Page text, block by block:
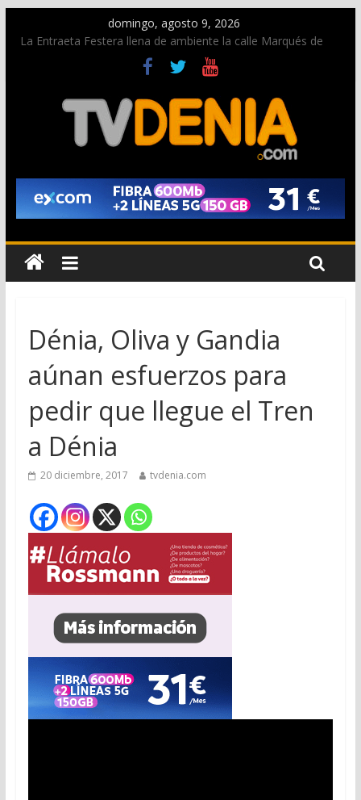
domingo, agosto 9, 2026
La Entraeta Festera llena de ambiente la calle Marqués de
Campo con la recepción a la Capitanía Cristiana
Dos personas fallecen en un grave accidente en la N-332
entre Benissa y Calp
Una nueva oportunidad para donar sangre en Cruz Roja
El bando moro protagonista en la Segunda Entraeta Festera
Paco Adsuar dona al Arxiu de Dénia más de 50.000 imágenes
de la memoria visual de la ciudad
Dénia, Oliva y Gandia
aúnan esfuerzos para
pedir que llegue el Tren
a Dénia
20 diciembre, 2017 tvdenia.com